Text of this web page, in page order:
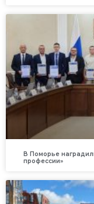
В Поморье
профессии»